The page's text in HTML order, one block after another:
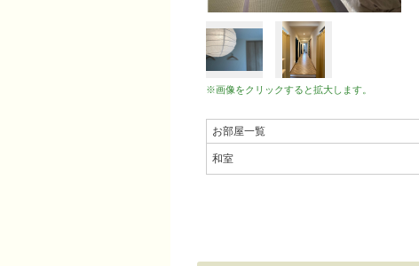
※画像をクリックすると拡大します。
お部屋一覧
和室